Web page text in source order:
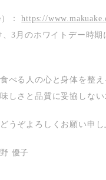
：
https://
3月のホワイトデー時期
べる人の心と身体を整え
しさと品質に妥協しな
うぞよろしくお願い申し
優子